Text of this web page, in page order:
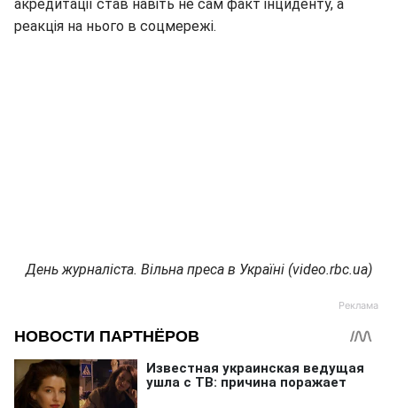
акредитації став навіть не сам факт інциденту, а
реакція на нього в соцмережі.
День журналіста. Вільна преса в Україні (video.rbc.ua)